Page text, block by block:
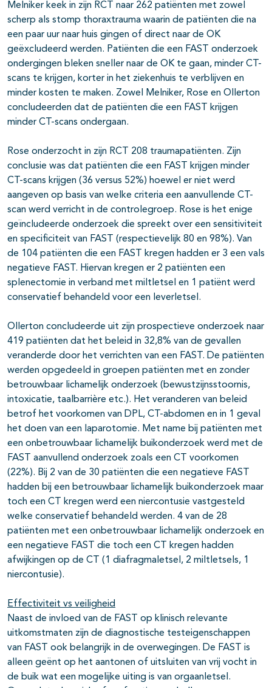
Melniker keek in zijn RCT naar 262 patiënten met zowel
scherp als stomp thoraxtrauma waarin de patiënten die na
een paar uur naar huis gingen of direct naar de OK
geëxcludeerd werden. Patiënten die een FAST onderzoek
ondergingen bleken sneller naar de OK te gaan, minder CT-
scans te krijgen, korter in het ziekenhuis te verblijven en
minder kosten te maken. Zowel Melniker, Rose en Ollerton
concludeerden dat de patiënten die een FAST krijgen
minder CT-scans ondergaan.
Rose onderzocht in zijn RCT 208 traumapatiënten. Zijn
conclusie was dat patiënten die een FAST krijgen minder
CT-scans krijgen (36 versus 52%) hoewel er niet werd
aangeven op basis van welke criteria een aanvullende CT-
scan werd verricht in de controlegroep. Rose is het enige
geïncludeerde onderzoek die spreekt over een sensitiviteit
en specificiteit van FAST (respectievelijk 80 en 98%). Van
de 104 patiënten die een FAST kregen hadden er 3 een vals
negatieve FAST. Hiervan kregen er 2 patiënten een
splenectomie in verband met miltletsel en 1 patiënt werd
conservatief behandeld voor een leverletsel.
Ollerton concludeerde uit zijn prospectieve onderzoek naar
419 patiënten dat het beleid in 32,8% van de gevallen
veranderde door het verrichten van een FAST. De patiënten
werden opgedeeld in groepen patiënten met en zonder
betrouwbaar lichamelijk onderzoek (bewustzijnsstoornis,
intoxicatie, taalbarrière etc.). Het veranderen van beleid
betrof het voorkomen van DPL, CT-abdomen en in 1 geval
het doen van een laparotomie. Met name bij patiënten met
een onbetrouwbaar lichamelijk buikonderzoek werd met de
FAST aanvullend onderzoek zoals een CT voorkomen
(22%). Bij 2 van de 30 patiënten die een negatieve FAST
hadden bij een betrouwbaar lichamelijk buikonderzoek maar
toch een CT kregen werd een niercontusie vastgesteld
welke conservatief behandeld werden. 4 van de 28
patiënten met een onbetrouwbaar lichamelijk onderzoek en
een negatieve FAST die toch een CT kregen hadden
afwijkingen op de CT (1 diafragmaletsel, 2 miltletsels, 1
niercontusie).
Effectiviteit vs veiligheid
Naast de invloed van de FAST op klinisch relevante
uitkomstmaten zijn de diagnostische testeigenschappen
van FAST ook belangrijk in de overwegingen. De FAST is
alleen geënt op het aantonen of uitsluiten van vrij vocht in
de buik wat een mogelijke uiting is van orgaanletsel.